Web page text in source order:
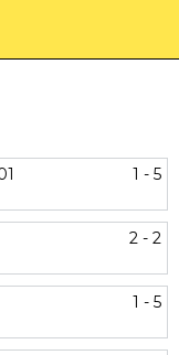
1 - 5
2 - 2
1 - 5